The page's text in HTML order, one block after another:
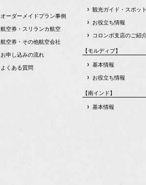
オーダーメイドプラン事例
航空券・スリランカ航空
航空券・その他航空会社
お申し込みの流れ
よくある質問
観光ガイド・スポッ
お役立ち情報
コロンボ支店のご紹
【モルディブ】
基本情報
お役立ち情報
【南インド】
基本情報